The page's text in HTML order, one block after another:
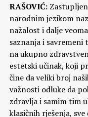
RAŠOVIĆ:
narodnim jezikom
nažalost i dalje
saznanja i
na ukupno
estetski učinak, koji
čine da veliki broj
važnosti odluke da
zdravlja i samim tim
klasičnih rješenja,